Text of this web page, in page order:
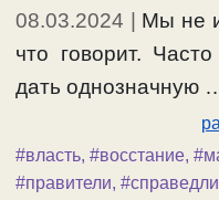
08.03.2024
Мы не
что говорит.
дать однозначную
#власть, #восстание,
#правители,